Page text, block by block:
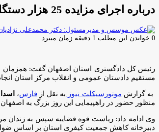
درباره اجرای مزایده 25 هزار دستگاه موتورسیکلت در اصفهان
0 خواندن این مطلب 1 دقیقه زمان میبرد
مستقیم دادستان عمومی و انقلاب مرکز استان
به گزارش موتورسیکلت نیوز به نقل از فارس،
منظور حضور در راهپیمایی این روز بزرگ به
دبیرخانه کاهش جمعیت کیفری استان بر اساس